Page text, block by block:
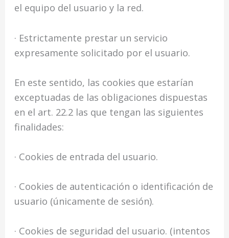
el equipo del usuario y la red.
· Estrictamente prestar un servicio
expresamente solicitado por el usuario.
En este sentido, las cookies que estarían
exceptuadas de las obligaciones dispuestas
en el art. 22.2 las que tengan las siguientes
finalidades:
· Cookies de entrada del usuario.
· Cookies de autenticación o identificación de
usuario (únicamente de sesión).
· Cookies de seguridad del usuario. (intentos